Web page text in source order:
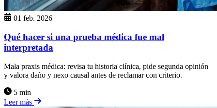
01 feb. 2026
Qué hacer si una prueba médica fue mal
interpretada
Mala praxis médica: revisa tu historia clínica, pide segunda opinión
y valora daño y nexo causal antes de reclamar con criterio.
5 min
Leer más